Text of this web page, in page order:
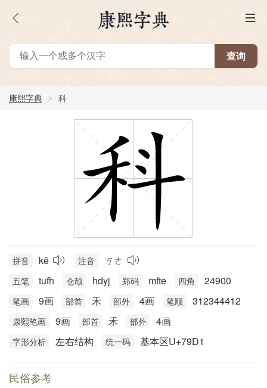
康熙字典 科
拼音 kē 注音 ㄎㄜ
五笔 tufh 仓颉 hdyj 郑码 mfte 四角 24900
笔画 9画 部首 禾 部外 4画 笔顺 312344412
康熙笔画 9画 部首 禾 部外 4画
字形分析 左右结构 统一码 基本区U+79D1
民俗参考